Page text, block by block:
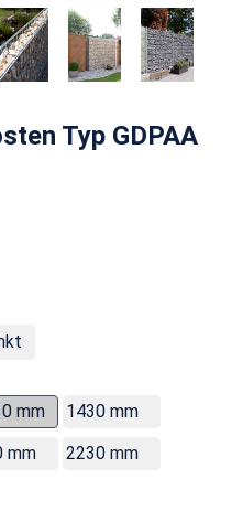
Typ GDPAA
mm
1430 mm
mm
2230 mm